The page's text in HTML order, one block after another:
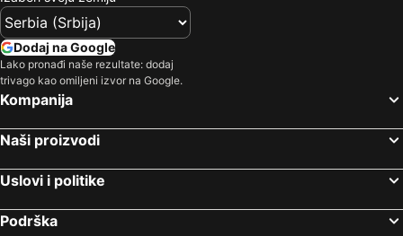
Dodaj na Google
Lako pronađi naše rezultate: dodaj
trivago kao omiljeni izvor na Google.
Kompanija
Naši proizvodi
Uslovi i politike
Podrška